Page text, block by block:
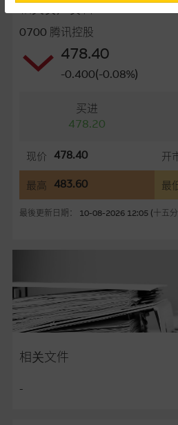
相关资产资料
0700 腾讯控股
478.40
-0.400(-0.08%)
买进
478.20
现价 478.40 开
最高 483.60 最
最後更新日期： 10-08-2026 12:05 (十五
相关文件
-
提供网站内容的基准 － 使用
网站内容来自我们在所示日期时认为
供。惟麦格理集团并无核实所有网站
言，网站内容可能未必完整或准确。
务更新网站内容，或修正任何其後变
数而预备的，不构成我们提出的意见
可以合理选择到的，因此并不保证该
为准确丶完整或合理。我们不作陈述
表现或回报将来会实现。过去业绩并
定。
网站内容不构成要约及徵求要约，或
买或销售任何证券丶贷款或其他工具
准备的资料编制而成，但不包括麦格